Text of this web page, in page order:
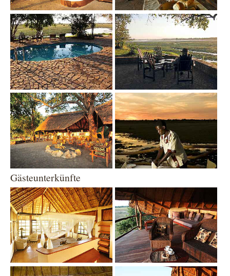
Show larger version Show larger version
Show larger version Show larger version
Gästeunterkünfte
Show larger version Show larger version
Show larger version Show larger version